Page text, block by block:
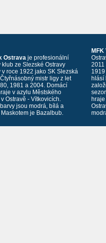
Ostravaje profesionální
klub ze Slezské Ostravy
v roce 1922 jako SK Slezská
mistr ligy z let
1981 a 2004. Domácí
v azylu Městského
Ostravě - Vítkovicích.
jsou modrá, bílá a
je Bazalbub.
2011
hlásí